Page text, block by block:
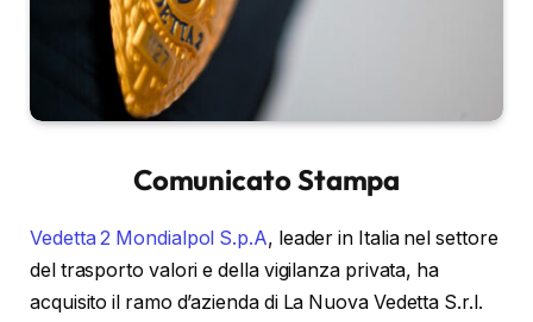
Comunicato Stampa
Vedetta 2 Mondialpol S.p.A, leader in Italia nel settore
del trasporto valori e della vigilanza privata, ha
acquisito il ramo d’azienda di La Nuova Vedetta S.r.l.